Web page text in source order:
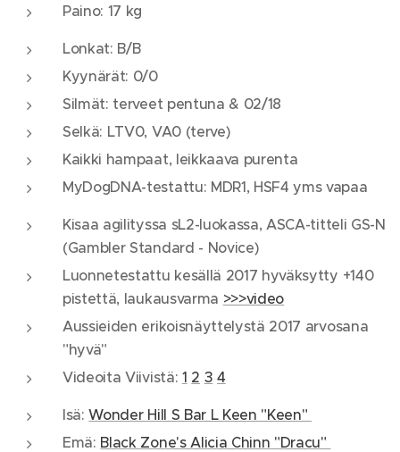
Paino: 17 kg
Lonkat: B/B
Kyynärät: 0/0
Silmät: terveet pentuna & 02/18
Selkä: LTV0, VA0 (terve)
Kaikki hampaat, leikkaava purenta
MyDogDNA-testattu: MDR1, HSF4 yms vapaa
Kisaa agilityssa sL2-luokassa, ASCA-titteli GS-N
(Gambler Standard - Novice)
Luonnetestattu kesällä 2017 hyväksytty +140
pistettä, laukausvarma >>>video
Aussieiden erikoisnäyttelystä 2017 arvosana
"hyvä"
Videoita Viivistä: 1 2 3 4
Isä:Wonder Hill S Bar L Keen "Keen"
Emä: Black Zone's Alicia Chinn "Dracu"